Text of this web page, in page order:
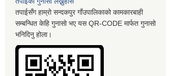
तपाईसँग हाम्रो सन्दकपुर गाँउपालिकाको कामकारबाही
सम्बन्धित केहि गुनासो भए यस QR-CODE मार्फत गुनासो
भनिदिनु होला।